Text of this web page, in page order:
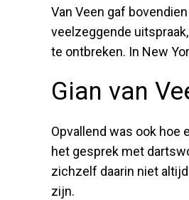
Van Veen gaf
veelzeggende
te ontbreken. In New
Gian van
Opvallend was ook hoe
het gesprek met
zichzelf daarin niet
zijn.